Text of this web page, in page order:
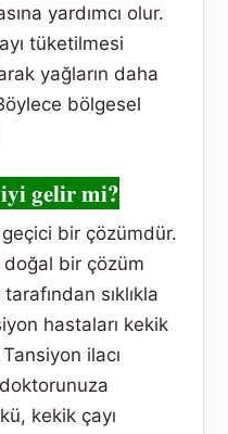
yardımcı olur.
tüketilmesi
yağların daha
bölgesel
gelir mi?
bir çözümdür.
doğal bir çözüm
sıklıkla
hastaları kekik
ilacı
kekik çayı